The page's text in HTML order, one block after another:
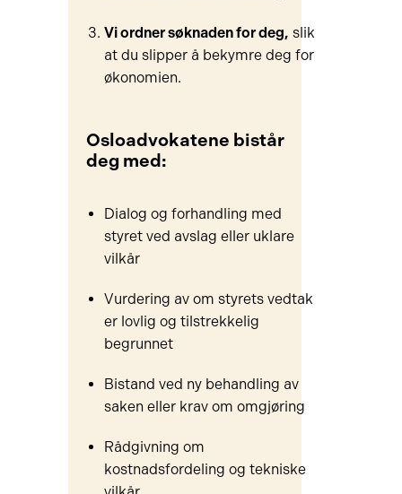
Vi ordner søknaden for deg, slik
at du slipper å bekymre deg for
økonomien.
Osloadvokatene bistår
deg med:
Dialog og forhandling med
styret ved avslag eller uklare
vilkår
Vurdering av om styrets vedtak
er lovlig og tilstrekkelig
begrunnet
Bistand ved ny behandling av
saken eller krav om omgjøring
Rådgivning om
kostnadsfordeling og tekniske